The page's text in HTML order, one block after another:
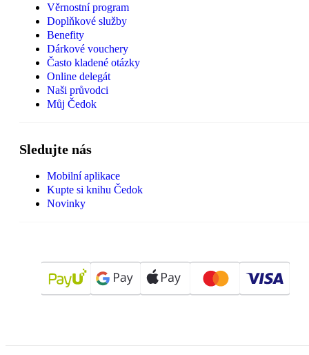
Věrnostní program
Doplňkové služby
Benefity
Dárkové vouchery
Často kladené otázky
Online delegát
Naši průvodci
Můj Čedok
Sledujte nás
Mobilní aplikace
Kupte si knihu Čedok
Novinky